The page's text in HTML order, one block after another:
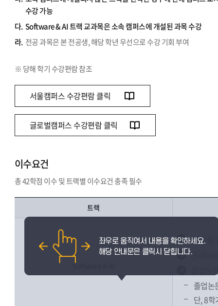
수강 가능
다. Software & AI 트랙 교과목은 소속 캠퍼스에 개설된 과목 수강
라. 전공 과목은 본 전공생, 해당 학년 우선으로 수강 기회 부여
※ 당해 학기 수강편람 참조
서울캠퍼스 수강편람 클릭
글로벌캠퍼스 수강편람 클릭
이수요건
총 42학점 이수 및 트랙별 이수요건 충족 필수
트랙
Software & AI
1 트랙 필
2
졸업논
졸업논
단, 8